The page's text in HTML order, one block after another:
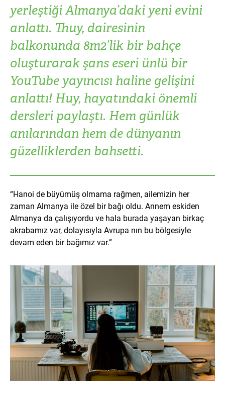
Sweden Chinese Taipei
UAE
Ukraine United Kingdom
United States
yerleştiği Almanya’daki yeni evini
anlattı. Thuy, dairesinin
balkonunda 8m2’lik bir bahçe
oluşturarak şans eseri ünlü bir
YouTube yayıncısı haline gelişini
anlattı! Huy, hayatındaki önemli
dersleri paylaştı. Hem günlük
anılarından hem de dünyanın
güzelliklerden bahsetti.
“Hanoi de büyümüş olmama rağmen, ailemizin her
zaman Almanya ile özel bir bağı oldu. Annem eskiden
Almanya da çalışıyordu ve hala burada yaşayan birkaç
akrabamız var, dolayısıyla Avrupa nın bu bölgesiyle
devam eden bir bağımız var.”